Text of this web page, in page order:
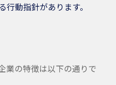
行動指針があります。
業の特徴は以下の通りで